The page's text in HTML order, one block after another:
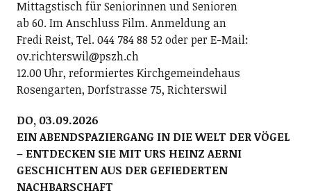
Mittagstisch für Seniorinnen und Senioren
ab 60. Im Anschluss Film. Anmeldung an
Fredi Reist, Tel. 044 784 88 52 oder per E-Mail:
ov.richterswil@pszh.ch
12.00 Uhr, reformiertes Kirchgemeindehaus
Rosengarten, Dorfstrasse 75, Richterswil
DO, 03.09.2026
EIN ABENDSPAZIERGANG IN DIE WELT DER VÖGEL
– ENTDECKEN SIE MIT URS HEINZ AERNI
GESCHICHTEN AUS DER GEFIEDERTEN
NACHBARSCHAFT